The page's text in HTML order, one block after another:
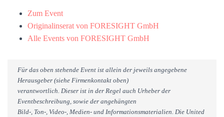
Zum Event
Originalinserat von FORESIGHT GmbH
Alle Events von FORESIGHT GmbH
Für das oben stehende Event ist allein der jeweils angegebene
Herausgeber (siehe Firmenkontakt oben)
verantwortlich. Dieser ist in der Regel auch Urheber der
Eventbeschreibung, sowie der angehängten
Bild-, Ton-, Video-, Medien- und Informationsmaterialien. Die United